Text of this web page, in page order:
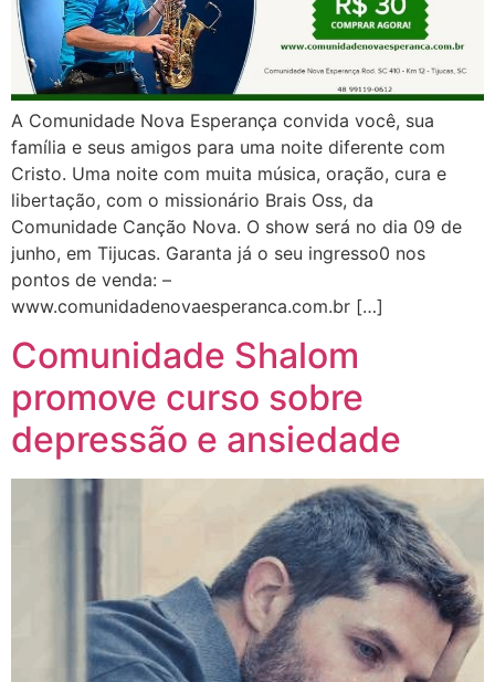
A Comunidade Nova Esperança convida você, sua
família e seus amigos para uma noite diferente com
Cristo. Uma noite com muita música, oração, cura e
libertação, com o missionário Brais Oss, da
Comunidade Canção Nova. O show será no dia 09 de
junho, em Tijucas. Garanta já o seu ingresso0 nos
pontos de venda: –
www.comunidadenovaesperanca.com.br […]
Comunidade Shalom
promove curso sobre
depressão e ansiedade